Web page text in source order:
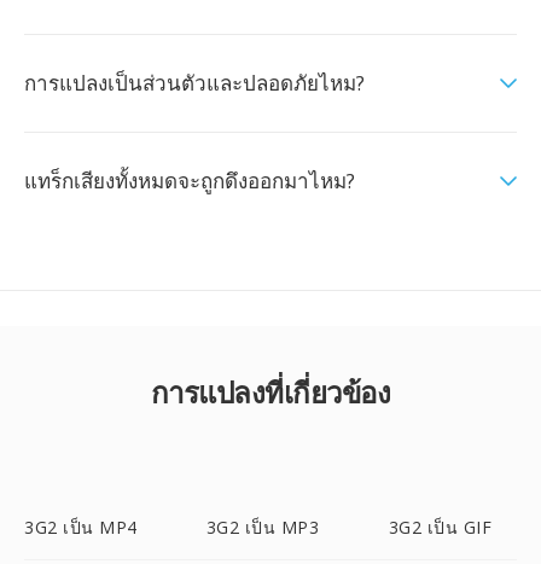
การแปลงเป็นส่วนตัวและปลอดภัยไหม?
แทร็กเสียงทั้งหมดจะถูกดึงออกมาไหม?
การแปลงที่เกี่ยวข้อง
3G2 เป็น MP4 3G2 เป็น MP3 3G2 เป็น GIF